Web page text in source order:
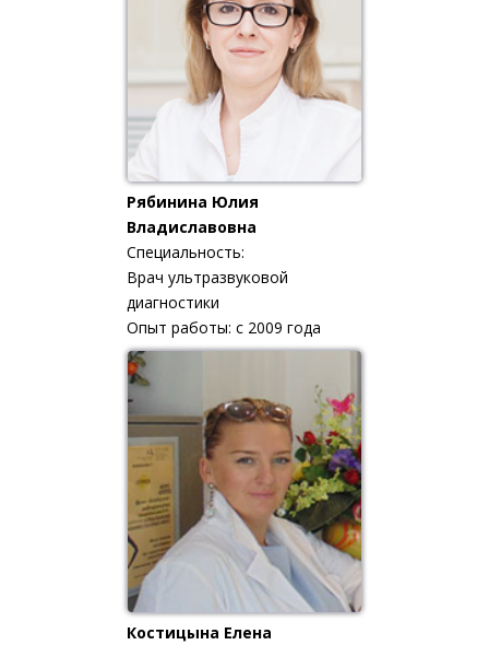
Рябинина Юлия
Владиславовна
Специальность:
Врач ультразвуковой
диагностики
Опыт работы: с 2009 года
Костицына Елена